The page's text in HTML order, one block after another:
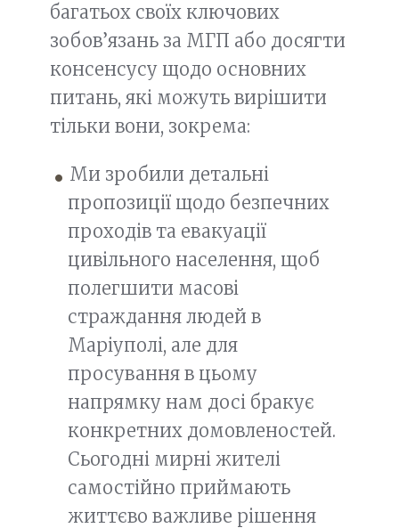
багатьох своїх ключових
зобов’язань за МГП або досягти
консенсусу щодо основних
питань, які можуть вирішити
тільки вони, зокрема:
Ми зробили детальні
пропозиції щодо безпечних
проходів та евакуації
цивільного населення, щоб
полегшити масові
страждання людей в
Маріуполі, але для
просування в цьому
напрямку нам досі бракує
конкретних домовленостей.
Сьогодні мирні жителі
самостійно приймають
життєво важливе рішення